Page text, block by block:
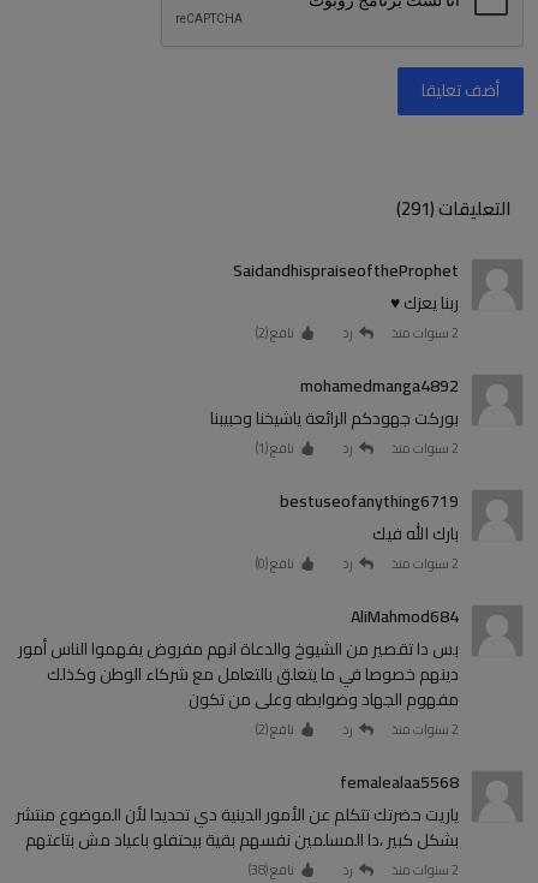
أضف تعليقا
التعليقات (291)
SaidandhispraiseoftheProphet
ربنا يعزك ♥️
2 سنوات منذ رد نافع (2
)
mohamedmanga4892
بوركت جهودكم الرائعة ياشيخنا وحبيبنا
2 سنوات منذ رد نافع (1
)
bestuseofanything6719
بارك الله فيك
2 سنوات منذ رد نافع (0
)
AliMahmod684
بس دا تقصير من الشيوخ والدعاة انهم مفروض يفهموا الناس أمور
دينهم خصوصا في ما يتعلق بالتعامل مع شركاء الوطن وكذلك
مفهوم الجهاد وضوابطه وعلى من تكون
2 سنوات منذ رد نافع (2
)
femalealaa5568
ياريت حضرتك تتكلم عن الأمور الدينية دي تحديدا لأن الموضوع منتشر
بشكل كبير ،دا المسلمين نفسهم بقية بيحتفلو باعياد مش بتاعتهم
2 سنوات منذ رد نافع (38
)